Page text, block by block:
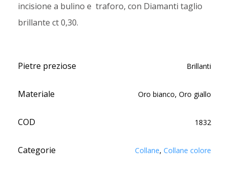
incisione a bulino e traforo, con Diamanti taglio
brillante ct 0,30.
Pietre preziose Brillanti
Materiale Oro bianco, Oro giallo
COD 1832
Categorie Collane, Collane colore